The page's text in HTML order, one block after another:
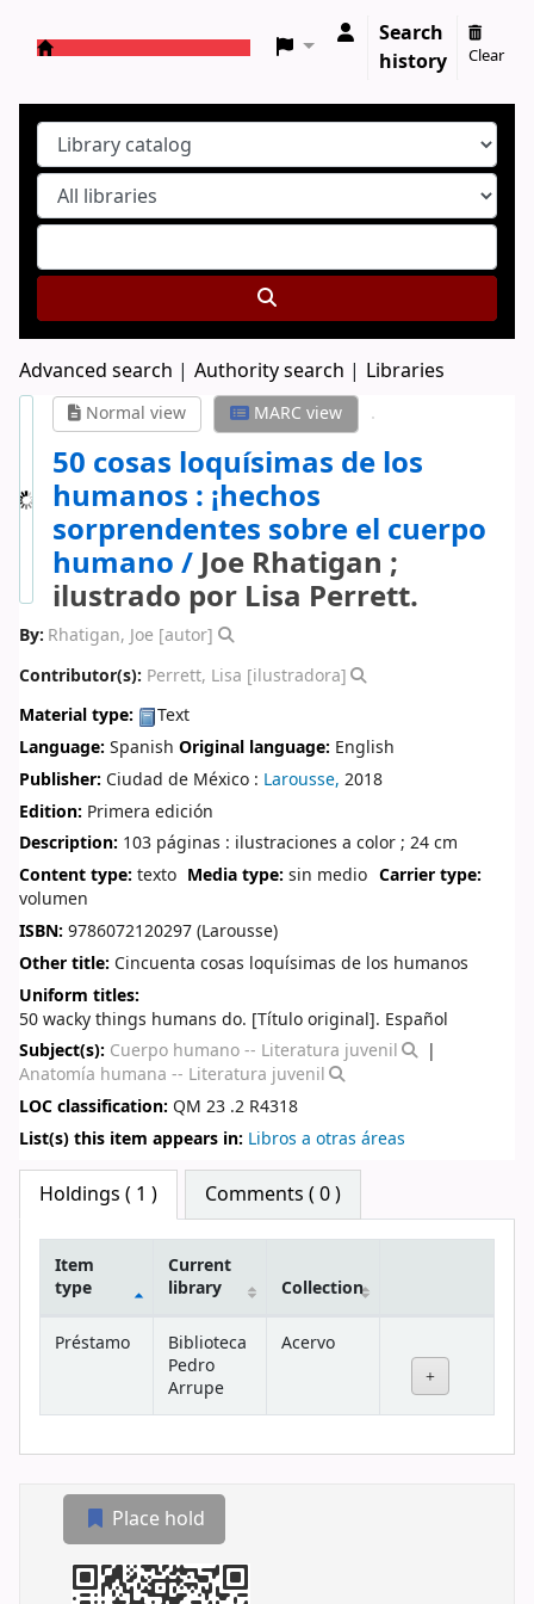
Search
history
Clear
Advanced search Authority search Libraries
Normal view MARC view
50 cosas loquísimas de los
humanos : ¡hechos
sorprendentes sobre el cuerpo
humano /Joe Rhatigan ;
ilustrado por Lisa Perrett.
By: Rhatigan, Joe [autor]
Contributor(s): Perrett, Lisa [ilustradora]
Material type:
Text
Language: Spanish Original language: English
Publisher: Ciudad de México : Larousse, 2018
Edition: Primera edición
Description: 103 páginas : ilustraciones a color ; 24 cm
Content type: texto Media type:sin medio Carrier type:
volumen
ISBN: 9786072120297 (Larousse)
Other title: Cincuenta cosas loquísimas de los humanos
Uniform titles:
50 wacky things humans do. [Título original]. Español
Subject(s): Cuerpo humano -- Literatura juvenil
Anatomía humana -- Literatura juvenil
LOC classification: QM 23 .2 R4318
List(s) this item appears in: Libros a otras áreas
Star ratings
Holdings ( 1 ) Comments ( 0 )
Holdings
Item
type
Current
library
Collection
Préstamo
Biblioteca
Pedro
Arrupe
Acervo
Place hold